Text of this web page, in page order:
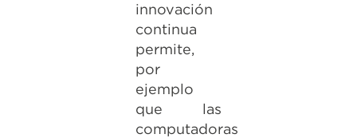
innovación
continua
permite,
por
ejemplo
que las
computadoras